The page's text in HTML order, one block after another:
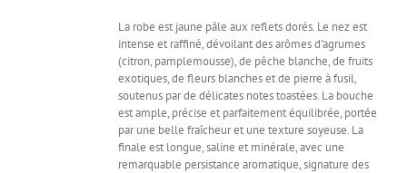
La robe est jaune pâle aux reflets dorés. Le nez est
intense et raffiné, dévoilant des arômes d'agrumes
(citron, pamplemousse), de pêche blanche, de fruits
exotiques, de fleurs blanches et de pierre à fusil,
soutenus par de délicates notes toastées. La bouche
est ample, précise et parfaitement équilibrée, portée
par une belle fraîcheur et une texture soyeuse. La
finale est longue, saline et minérale, avec une
remarquable persistance aromatique, signature des